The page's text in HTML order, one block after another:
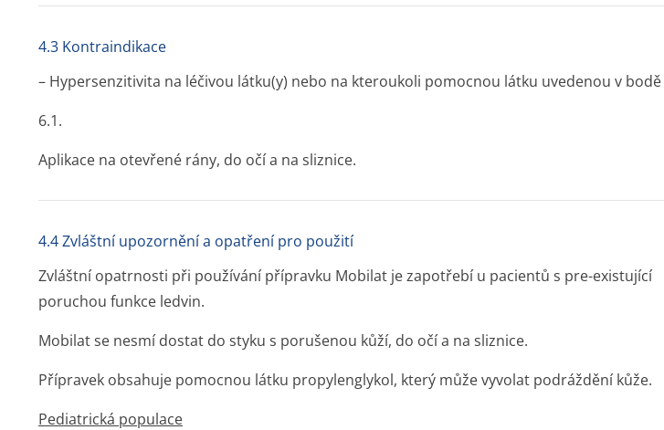
4.3 Kontraindikace
– Hypersenzitivita na léčivou látku(y) nebo na kteroukoli pomocnou látku uvedenou v bodě
6.1.
Aplikace na otevřené rány, do očí a na sliznice.
4.4 Zvláštní upozornění a opatření pro použití
Zvláštní opatrnosti při používání přípravku Mobilat je zapotřebí u pacientů s pre-existující
poruchou funkce ledvin.
Mobilat se nesmí dostat do styku s porušenou kůží, do očí a na sliznice.
Přípravek obsahuje pomocnou látku propylenglykol, který může vyvolat podráždění kůže.
Pediatrická populace